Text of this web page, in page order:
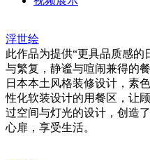
浮世绘
此作品为提供“更具品质感的
与繁复，静谧与喧闹兼得的
日本本土风格装修设计，素
性化软装设计的用餐区，让
过空间与灯光的设计，创造
心扉，享受生活。